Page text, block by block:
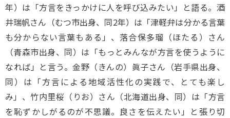
年）は「方言をきっかけに人を呼び込みたい」と語る。酒
井瑞帆さん（むつ市出身、同2年）は「津軽弁は分かる言葉
も分からない言葉もある」、落合保多瑠（ほたる）さん
（青森市出身、同）は「もっとみんなが方言を使うように
なれば」と言う。金野（きんの）眞子さん（岩手県出身、
同）は「方言による地域活性化の実践で、とても楽し
み」、竹内里桜（りお）さん（北海道出身、同）は「方言
を恥ずかしがるのが不思議。良さを伝えたい」と張り切